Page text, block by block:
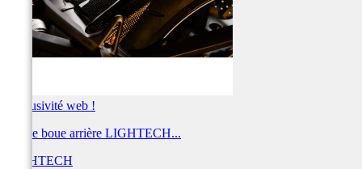
Exclusivité web !
Garde boue arrière LIGHTECH...
LIGHTECH